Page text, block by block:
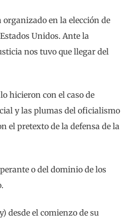
en la elección de
Unidos. Ante la
nos tuvo que llegar del
hicieron con el caso de
y las plumas del oficialismo
el pretexto de la defensa de la
o del dominio de los
desde el comienzo de su